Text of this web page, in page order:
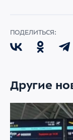
ПОДЕЛИТЬСЯ:
Другие